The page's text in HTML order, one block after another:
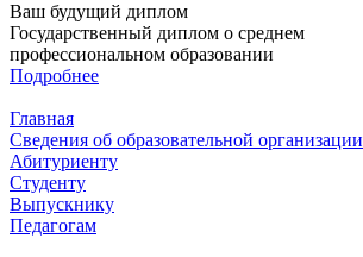
Ваш будущий диплом
Государственный диплом о среднем
профессиональном образовании
Подробнее
Главная
Сведения об образовательной организации
Абитуриенту
Студенту
Выпускнику
Педагогам